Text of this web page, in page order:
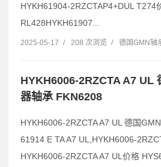
HYKH61904-2RZCTAP4+DUL T274
RL428HYKH61907...
2025-05-17 / 208 次浏览 / 德国GMN轴
HYKH6006-2RZCTA A7 UL
器轴承 FKN6208
HYKH6006-2RZCTA A7 UL 德国
61914 E TA A7 UL,HYKH6006-
HYKH6006-2RZCTA A7 UL价格